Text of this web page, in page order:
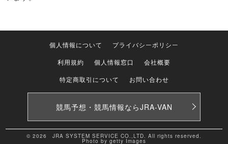
個人情報について
プライバシーポリシー
利用規約
個人情報窓口
会社概要
特定商取引について
お問い合わせ
競馬予想・競馬情報ならJRA-VAN
© 2026 JRA SYSTEM SERVICE CO.,LTD. All rights reserved.
Photo by getty Images